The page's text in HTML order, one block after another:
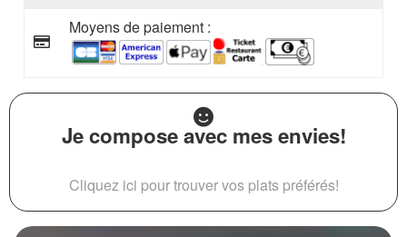
Moyens de paiement :
Je compose avec mes envies!
Cliquez ici pour trouver vos plats préférés!